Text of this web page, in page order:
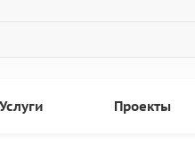
Услуги Проекты